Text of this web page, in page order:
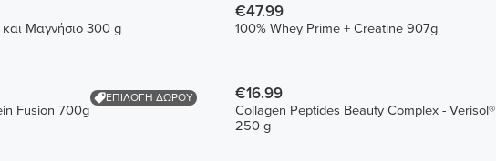
Μαγνήσιο 300 g
€47.99
100% Whey Prime + Creatine 907g
ΕΠΙΛΟΓΗ ΔΩΡΟΥ
Fusion 700g
€16.99
Collagen Peptides Beauty Complex - Verisol®
250 g